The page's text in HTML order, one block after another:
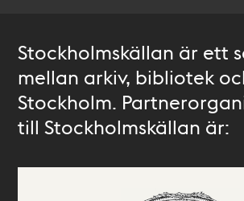
Stockholmskällan är ett
mellan arkiv, bibliotek
Stockholm.
till Stockholmskällan är: